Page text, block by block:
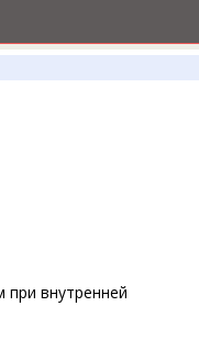
внутренней